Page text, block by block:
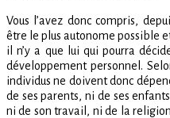
Vous l’avez donc compris,
être le plus autonome possible
il n’y a que lui qui pourra
développement personnel.
individus ne doivent donc
de ses parents, ni de ses
ni de son travail, ni de la